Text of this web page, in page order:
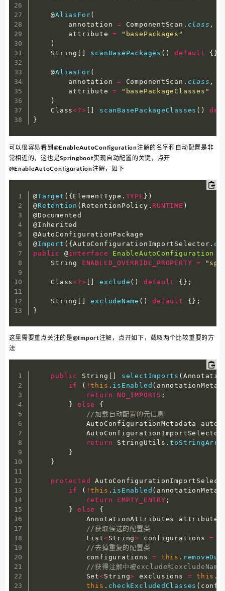
    @
AliasFor(
        annotation
= ComponentScan . class ,
        attribute
=
"basePackages"
)
    String
scanBasePackages ( ) default { }
    @
AliasFor(
        annotation
= ComponentScan . class ,
        attribute
=
"basePackageClasses"
)
    Class
<?> scanBasePackageClasses ( )
}
可以很容易看到@EnableAutoConfiguration注解的名字和自动配置是非
常相近的，这也是Springboot实现自动配置的关键，点开
@EnableAutoConfiguration注解，如下
@Target ( {ElementType . TYPE } )
@Retention ( RetentionPolicy . RUNTIME )
@Documented
@Inherited
@AutoConfigurationPackage
@Import ( {AutoConfigurationImportSelector .
public
@interface EnableAutoConfiguration
    String
ENABLED_OVERRIDE_PROPERTY =
    Class
<?> [ ] exclude ( ) default { } ;
    String
[ ] excludeName ( ) default {} ;
}
这里需要重点关注的是@Import注解，点开如下，截取两个比较重要的方
法
public String selectImports (
if
( !this . isEnabled (
return
NO_IMPORTS ;
}
else
{
//加载自动配置的元信息
AutoConfigurationMetadata
            AutoConfigurationImportSelector
return StringUtils .
}
}
protected
if
( !this . isEnabled (
return
EMPTY_ENTRY ;
}
else
{
AnnotationAttributes
//获取候选的配置类
            List
<String> configurations =
//去掉重复的配置类
            configurations
= this .
//获得注解中被exclude和excludeName
            Set
<String> exclusions = this .
this . checkExcludedClasses (